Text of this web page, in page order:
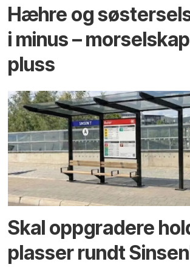
Hæhre og
i minus –
pluss
Skal oppgradere
plasser rundt